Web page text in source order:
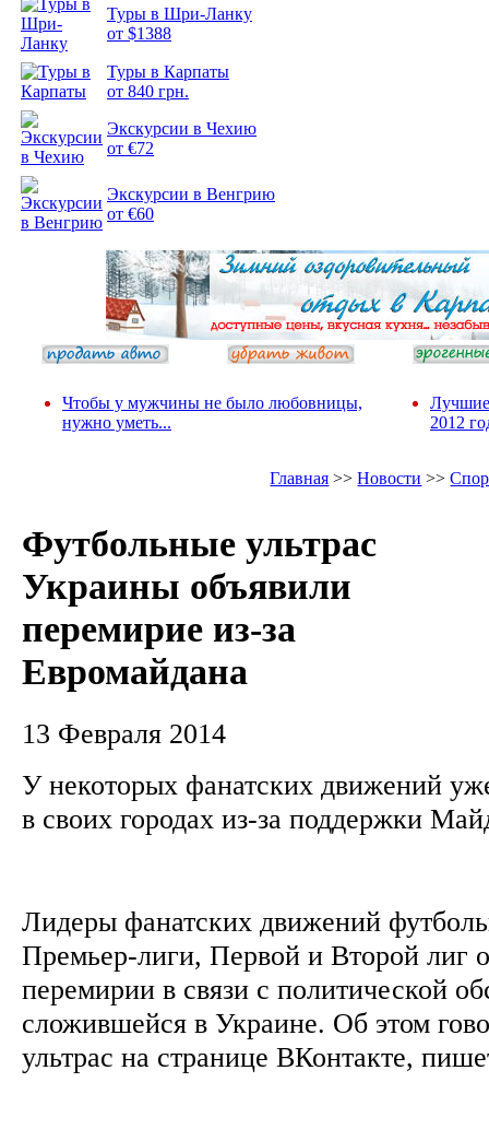
Туры в Шри-Ланку
от $1388
Туры в Карпаты
от 840 грн.
Экскурсии в Чехию
от €72
Экскурсии в Венгрию
от €60
Чтобы у мужчины не было любовницы,
нужно уметь...
Лучшие
2012
Главная >>Новости >>
Футбольные ультрас
Украины объявили
перемирие из-за
Евромайдана
13 Февраля 2014
У некоторых фанатских движений
в своих городах из-за поддержки
Лидеры фанатских движений
Премьер-лиги, Первой и Второй лиг
перемирии в связи с политической
сложившейся в Украине. Об этом
ультрас на странице ВКонтакте,